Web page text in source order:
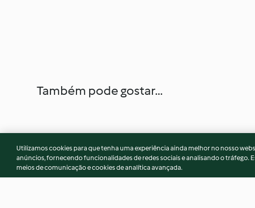
Também pode gostar...
Utilizamos cookies para que tenha uma experiência ainda melhor no nosso
anúncios, fornecendo funcionalidades de redes sociais e analisando o tráfego.
meios de comunicação e cookies de analítica avançada.